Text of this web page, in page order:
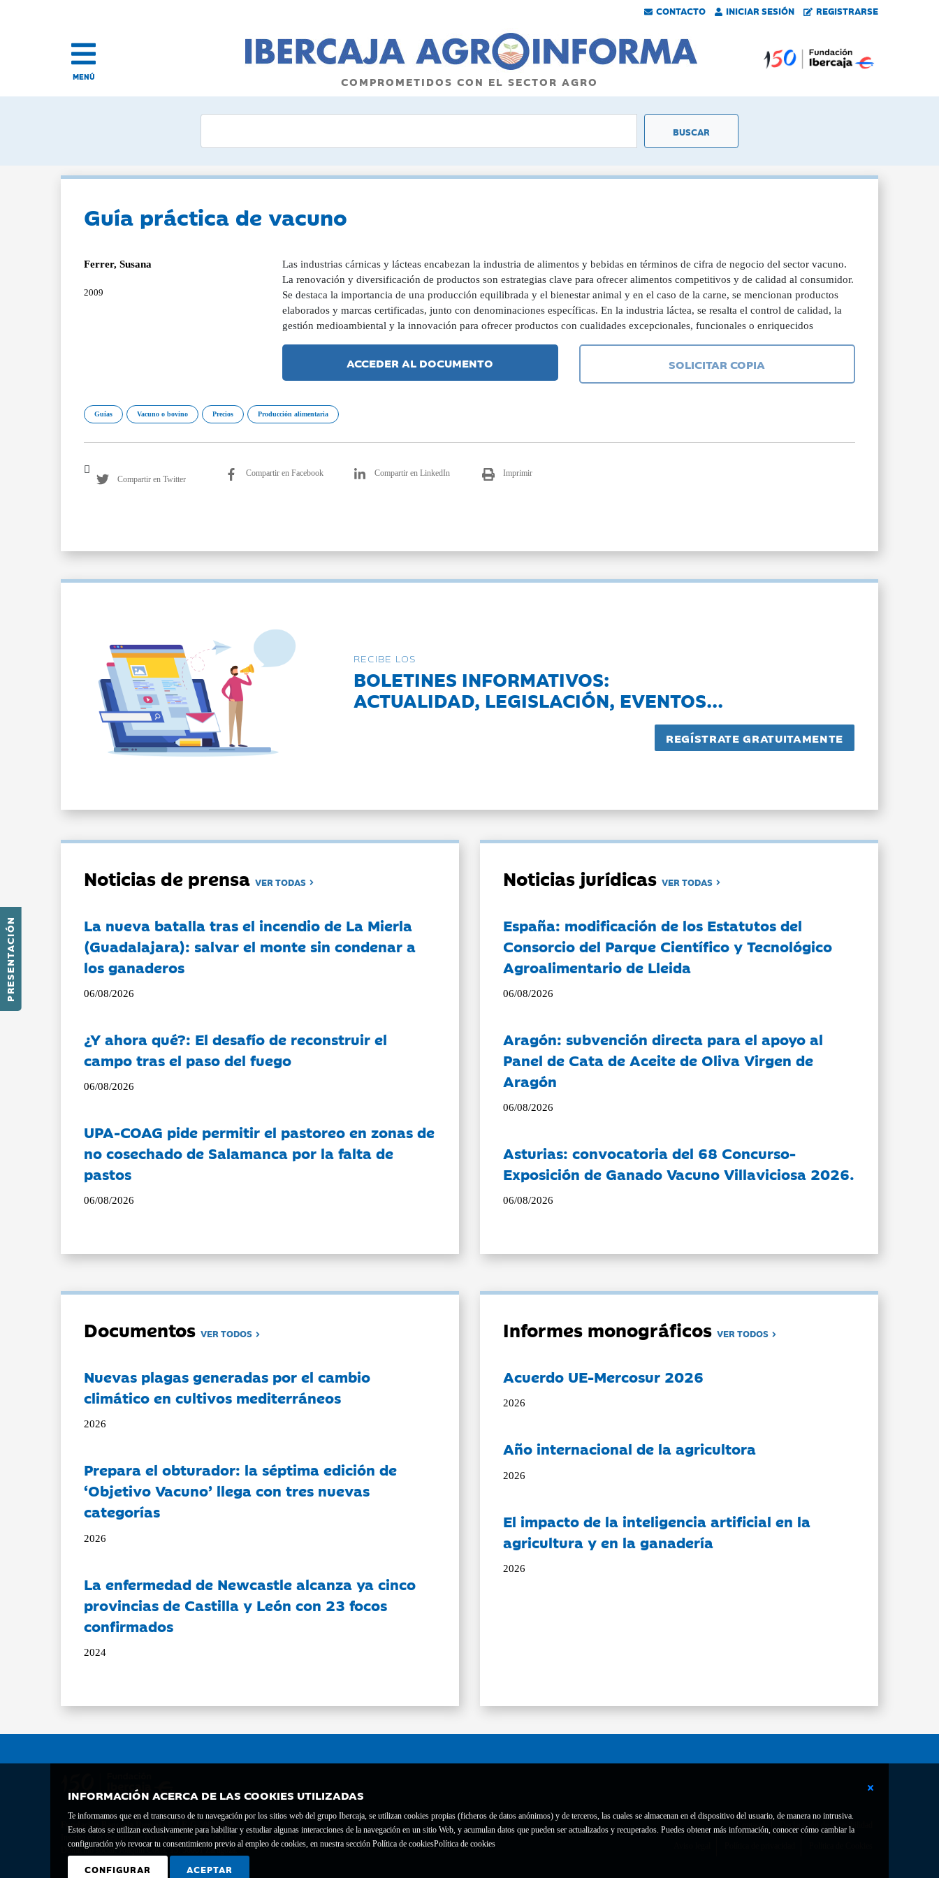
CONTACTO INICIAR SESIÓN REGISTRARSE
PRESENTACIÓN
MENÚ COMPROMETIDOS CON EL SECTOR AGRO
INFORMACIÓN ACERCA DE LAS COOKIES UTILIZADAS
Te informamos que en el transcurso de tu navegación por los sitios web del grupo Ibercaja, se utilizan cookies propias (ficheros de datos anónimos) y de terceros, las cuales se almacenan en el dispositivo del usuario, de manera no intrusiva.
Estos datos se utilizan exclusivamente para habilitar y estudiar algunas interacciones de la navegación en un sitio Web, y acumulan datos que pueden ser actualizados y recuperados. Puedes obtener más información, conocer cómo cambiar la
configuración y/o revocar tu consentimiento previo al empleo de cookies, en nuestra sección Política de cookiesPolítica de cookies
CONFIGURAR ACEPTAR
Guía práctica de vacuno
Ferrer, Susana
2009
Las industrias cárnicas y lácteas encabezan la industria de alimentos y bebidas en términos de cifra de negocio del sector vacuno.
La renovación y diversificación de productos son estrategias clave para ofrecer alimentos competitivos y de calidad al consumidor.
Se destaca la importancia de una producción equilibrada y el bienestar animal y en el caso de la carne, se mencionan productos
elaborados y marcas certificadas, junto con denominaciones específicas. En la industria láctea, se resalta el control de calidad, la
gestión medioambiental y la innovación para ofrecer productos con cualidades excepcionales, funcionales o enriquecidos
ACCEDER AL DOCUMENTO SOLICITAR COPIA
Guías Vacuno o bovino Precios Producción alimentaria
Compartir en Twitter
Compartir en Facebook Compartir en LinkedIn Imprimir
RECIBE LOS
BOLETINES INFORMATIVOS:
ACTUALIDAD, LEGISLACIÓN, EVENTOS...
Noticias de prensaVER TODAS
La nueva batalla tras el incendio de La Mierla
(Guadalajara): salvar el monte sin condenar a
los ganaderos
06/08/2026
¿Y ahora qué?: El desafío de reconstruir el
campo tras el paso del fuego
06/08/2026
UPA-COAG pide permitir el pastoreo en zonas de
no cosechado de Salamanca por la falta de
pastos
06/08/2026
Noticias jurídicasVER TODAS
España: modificación de los Estatutos del
Consorcio del Parque Científico y Tecnológico
Agroalimentario de Lleida
06/08/2026
Aragón: subvención directa para el apoyo al
Panel de Cata de Aceite de Oliva Virgen de
Aragón
06/08/2026
Asturias: convocatoria del 68 Concurso-
Exposición de Ganado Vacuno Villaviciosa 2026.
06/08/2026
DocumentosVER TODOS
Nuevas plagas generadas por el cambio
climático en cultivos mediterráneos
2026
Prepara el obturador: la séptima edición de
‘Objetivo Vacuno’ llega con tres nuevas
categorías
2026
La enfermedad de Newcastle alcanza ya cinco
provincias de Castilla y León con 23 focos
confirmados
2024
Informes monográficosVER TODOS
Acuerdo UE-Mercosur 2026
2026
Año internacional de la agricultora
2026
El impacto de la inteligencia artificial en la
agricultura y en la ganadería
2026
Fundación Bancaria Ibercaja C.I.F. G-50000652.
Inscrita en el Registro de Fundaciones del Mº de Educación, Cultura y Deporte con el nº 1689.
Domicilio social: Joaquín Costa, 13. 50001 Zaragoza.
Contacto Declaración de accesibilidad